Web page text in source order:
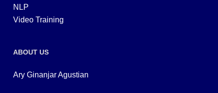
NLP
Video Training
ABOUT US
Ary Ginanjar Agustian